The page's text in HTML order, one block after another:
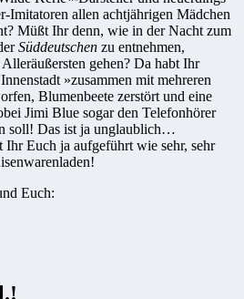
Imitatoren allen achtjährigen Mädchen
Müßt Ihr denn, wie in der Nacht zum
Süddeutschen zu entnehmen,
gehen? Da habt Ihr
»zusammen mit mehreren
Blumenbeete zerstört und eine
Jimi Blue sogar den Telefonhörer
soll! Das ist ja unglaublich…
Euch ja aufgeführt wie sehr, sehr
Euch: